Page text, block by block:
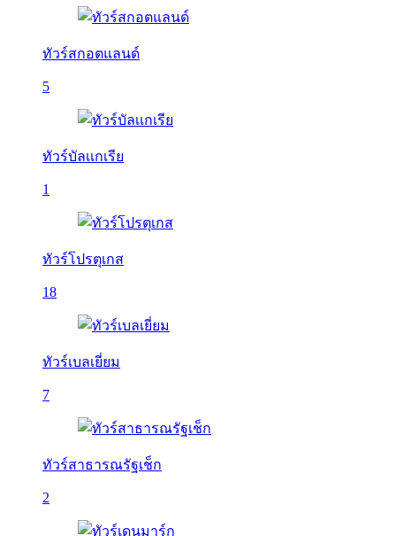
ทัวร์สกอตแลนด์
5
ทัวร์บัลเเกเรีย
1
ทัวร์โปรตุเกส
18
ทัวร์เบลเยี่ยม
7
ทัวร์สาธารณรัฐเช็ก
2